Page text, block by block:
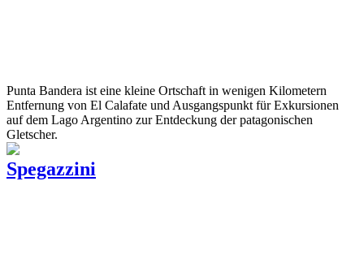
Punta Bandera ist eine kleine Ortschaft in wenigen Kilometern
Entfernung von El Calafate und Ausgangspunkt für Exkursionen
auf dem Lago Argentino zur Entdeckung der patagonischen
Gletscher.
Spegazzini